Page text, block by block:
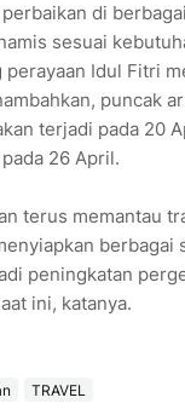
di
sesuai
Idul Fitri
puncak
terjadi pada 20
26 April.
terus memantau
berbagai
peningkatan
ini, katanya.
TRAVEL